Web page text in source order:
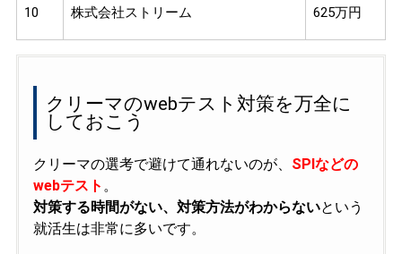
10 株式会社ストリーム 625万円
クリーマのwebテスト対策を万全に
しておこう
クリーマの選考で避けて通れないのが、 SPIなどの
webテスト 。
対策する時間がない、対策方法がわからないという
就活生は非常に多いです。